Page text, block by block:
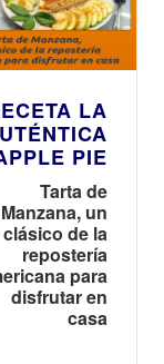
LA
PIE
Tarta de
Manzana, un
clásico de la
repostería
para
disfrutar en
casa